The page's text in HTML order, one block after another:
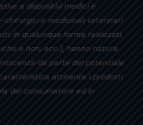
a dispositivi medici e
chirurgici e medicinali veterinari
in qualunque forma realizzati,
e non, ecc.), hanno natura
da parte del potenziale
attinente i prodotti
del consumatore ed in